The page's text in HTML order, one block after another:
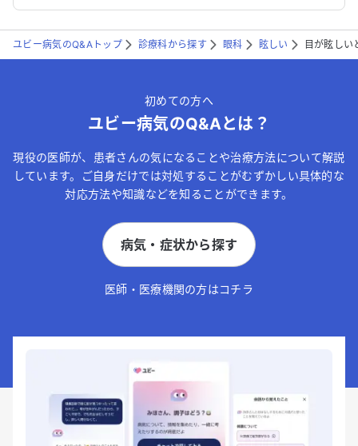
ユビー病気のQ&Aトップ 診療科から探す 眼科 眩しい 目が眩しい
初めての方へ
ユビー病気のQ&Aとは？
現役の医師が、患者さんの気になることや治療方法について解説
しています。ご自身だけでは対処することがむずかしい具体的な
対応方法や知識などを知ることができます。
病気・症状から探す
医師・医療機関の方はコチラ